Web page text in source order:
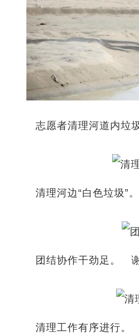
志愿者清理河道内
清理河边“白色垃圾”
团结协作干劲足。
清理工作有序进行